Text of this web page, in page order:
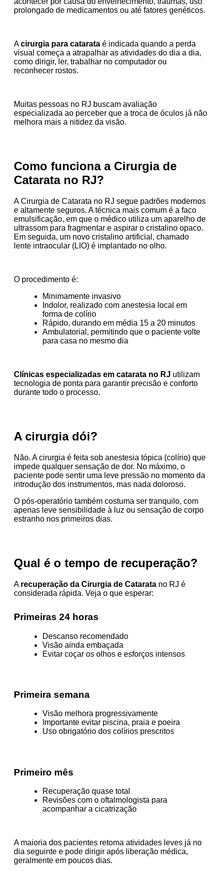
prolongado de medicamentos ou até fatores genéticos.
Acirurgia para catarata é indicada quando a perda
visual começa a atrapalhar as atividades do dia a dia,
como dirigir, ler, trabalhar no computador ou
reconhecer rostos.
Muitas pessoas no RJ buscam avaliação
especializada ao perceber que a troca de óculos já não
melhora mais a nitidez da visão.
Como funciona a Cirurgia de
Catarata no RJ?
A Cirurgia de Catarata no RJ segue padrões modernos
e altamente seguros. A técnica mais comum é a faco
emulsificação, em que o médico utiliza um aparelho de
ultrassom para fragmentar e aspirar o cristalino opaco.
Em seguida, um novo cristalino artificial, chamado
lente intraocular (LIO) é implantado no olho.
O procedimento é:
Minimamente invasivo
Indolor, realizado com anestesia local em
forma de colírio
Rápido, durando em média 15 a 20 minutos
Ambulatorial, permitindo que o paciente volte
para casa no mesmo dia
Clínicas especializadas em catarata no RJ utilizam
tecnologia de ponta para garantir precisão e conforto
durante todo o processo.
A cirurgia dói?
Não. A cirurgia é feita sob anestesia tópica (colírio) que
impede qualquer sensação de dor. No máximo, o
paciente pode sentir uma leve pressão no momento da
introdução dos instrumentos, mas nada doloroso.
O pós-operatório também costuma ser tranquilo, com
apenas leve sensibilidade à luz ou sensação de corpo
estranho nos primeiros dias.
Qual é o tempo de recuperação?
A recuperação da Cirurgia de Catarata no RJ é
considerada rápida. Veja o que esperar:
Primeiras 24 horas
Descanso recomendado
Visão ainda embaçada
Evitar coçar os olhos e esforços intensos
Primeira semana
Visão melhora progressivamente
Importante evitar piscina, praia e poeira
Uso obrigatório dos colírios prescritos
Primeiro mês
Recuperação quase total
Revisões com o oftalmologista para
acompanhar a cicatrização
A maioria dos pacientes retoma atividades leves já no
dia seguinte e pode dirigir após liberação médica,
geralmente em poucos dias.